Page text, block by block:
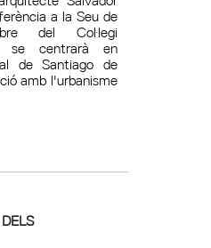
a la Seu de
del Col·legi
se centrarà en
de Santiago de
amb l'urbanisme